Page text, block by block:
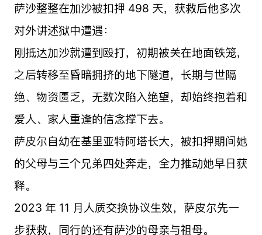
萨沙整整在加沙被扣押 498 天，获救后他多次
对外讲述狱中遭遇：
刚抵达加沙就遭到殴打，初期被关在地面铁笼，
之后转移至昏暗拥挤的地下隧道，长期与世隔
绝、物资匮乏，无数次陷入绝望，却始终抱着和
爱人、家人重逢的信念撑下去。
萨皮尔自幼在基里亚特阿塔长大，被扣押期间她
的父母与三个兄弟四处奔走，全力推动她早日获
释。
2023 年 11 月人质交换协议生效，萨皮尔先一
步获救，同行的还有萨沙的母亲与祖母。